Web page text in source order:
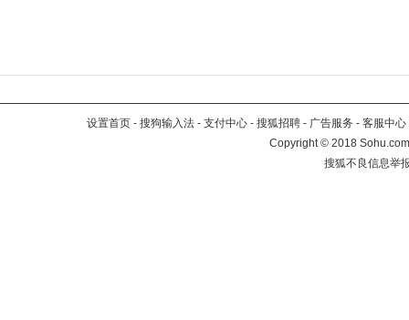
设置首页 - 搜狗输入法 - 支付中心 - 搜狐招聘 - 广告服务 - 客服中心
Copyright©2018
搜狐不良信息举